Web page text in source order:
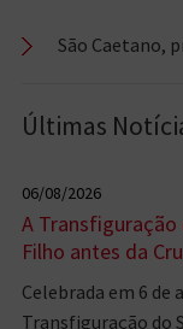
São Caetano,
Últimas
06/08/2026
A Transfiguração
Filho antes da
Celebrada em 6 de
Transfiguração do